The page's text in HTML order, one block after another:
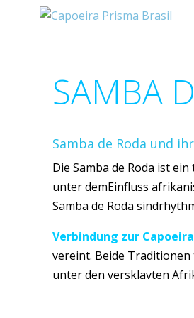
SAMBA
Samba de Roda und
Die Samba de Roda ist
unter demEinfluss
Samba de Roda
Verbindung zur
vereint. Beide
unter den versklavten